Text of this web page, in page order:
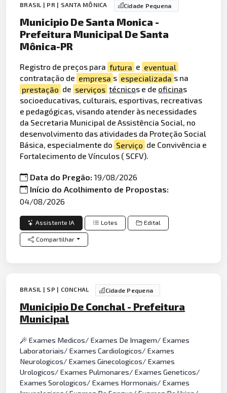
BRASIL | PR | SANTA MÔNICA Cidade Pequena
Municipio De Santa Monica -
Prefeitura Municipal De Santa
Mônica-PR
Registro de preços para futura e eventual
contratação de empresa s especializada s na
prestação de serviços técnicos e de oficinas
socioeducativas, culturais, esportivas, recreativas
e pedagógicas, visando atender às necessidades
da Secretaria Municipal de Assistência Social, no
desenvolvimento das atividades da Proteção Social
Básica, especialmente do Serviço de Convivência e
Fortalecimento de Vínculos ( SCFV).
Data do Pregão:19/08/2026
Início do Acolhimento de Propostas:
04/08/2026
Assistente IA Lotes Edital
Compartilhar
BRASIL | SP | CONCHAL Cidade Pequena
Municipio De Conchal - Prefeitura
Municipal
Exames Medicos/ Exames De Imagem/ Exames
Laboratoriais/ Exames Cardiologicos/ Exames
Neurologicos/ Exames Ginecologicos/ Exames
Urologicos/ Exames Pulmonares/ Exames Geneticos/
Exames Sorologicos/ Exames Hormonais/ Exames